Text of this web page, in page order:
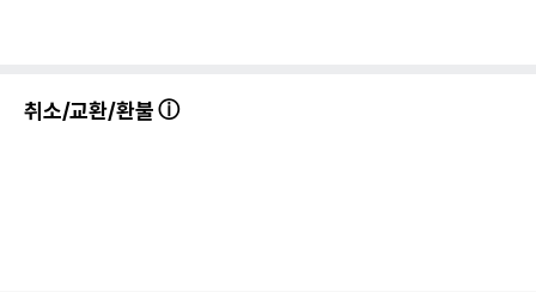
취소/교환/환불